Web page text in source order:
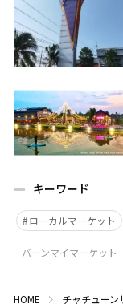
キーワード
ローカルマーケット
バーンマイマーケッ
HOME チャチューン